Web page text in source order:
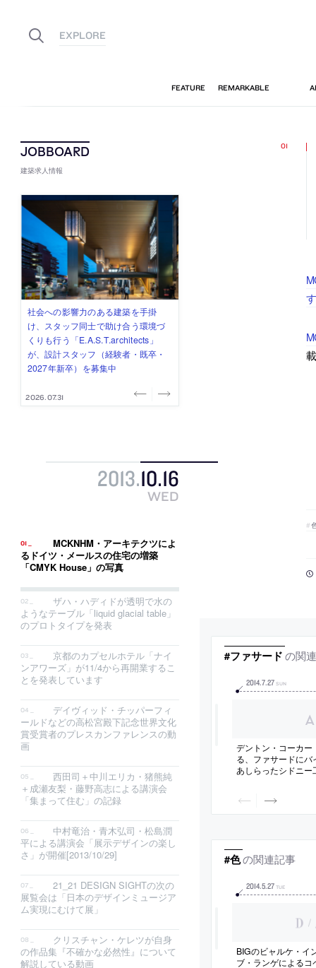
建築求人情報
佐々木慧が主宰する「axonometric株
式会社」が、設計スタッフ（経験
者・既卒・2027年新卒）を募集中
2026.08.07
古民家を軸に全国で“価値循環の仕組
み”を作り、リモートワーク主体の働
き方を実践する「株式会社つぎと」
が、設計スタッフ（経験者・既卒）
を募集中
2026.08.03
リノベる株式会社が、設計パートナ
ー (業務委託) を募集中
2026.08.03
社会への影響力のある建築を手掛
け、スタッフ同士で助け合う環境づ
くりも行う「E.A.S.T.architects」
が、設計スタッフ（経験者・既卒・
2027年新卒）を募集中
2026.07.31
代官山を拠点に活動する「梅澤竜也 /
ALA INC.」が、設計スタッフ・アル
バイト・事務職を募集中
2026.07.30
2013.10.16
WED
MCKNHM・アーキテクツによ
るドイツ・メールスの住宅の増築
「CMYK House」の写真
ザハ・ハディドが透明で水の
ようなテーブル「liquid glacial table」
のプロトタイプを発表
京都のカプセルホテル「ナイ
ンアワーズ」が11/4から再開業するこ
とを発表しています
デイヴィッド・チッパーフィ
ールドなどの高松宮殿下記念世界文化
賞受賞者のプレスカンファレンスの動
画
西田司＋中川エリカ・猪熊純
＋成瀬友梨・藤野高志による講演会
「集まって住む」の記録
中村竜治・青木弘司・松島潤
平による講演会「展示デザインの楽し
さ」が開催[2013/10/29]
21_21 DESIGN SIGHTの次の
展覧会は「日本のデザインミュージア
ム実現にむけて展」
クリスチャン・ケレツが自身
の作品集『不確かな必然性』について
解説している動画
す
#ファサード の関
2014.7.27 SUN
デントン・コーカー
る、ファサードに
あしらったシドニ
#色の関連記事
2014.5.27 TUE
/
BIGのビャルケ・イ
ブ・ランゲによる